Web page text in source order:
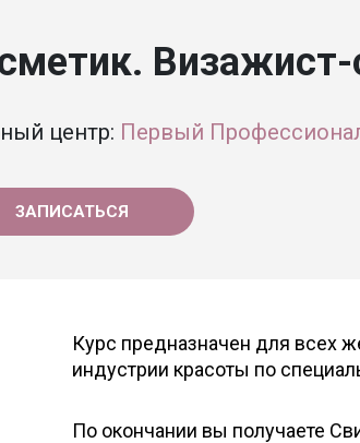
центр: Первый
ЗАПИСАТЬСЯ
Курс предназначен для всех
индустрии красоты по
По окончании вы получаете